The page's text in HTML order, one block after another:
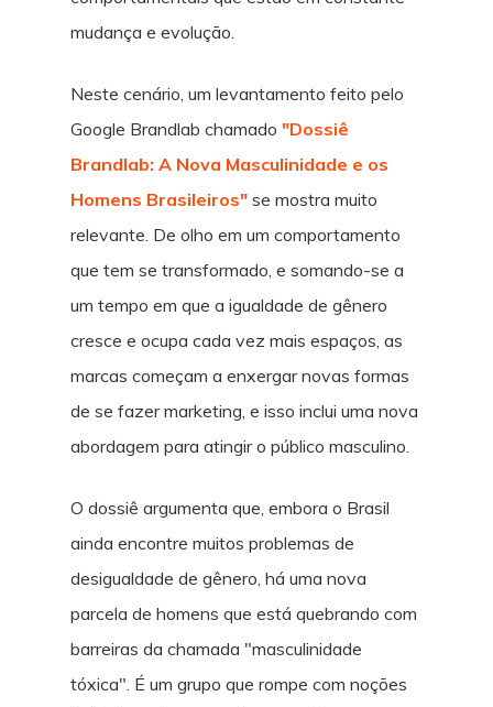
mudança e evolução.
Neste cenário, um levantamento feito pelo
Google Brandlab chamado "Dossiê
Brandlab: A Nova Masculinidade e os
Homens Brasileiros" se mostra muito
relevante. De olho em um comportamento
que tem se transformado, e somando-se a
um tempo em que a igualdade de gênero
cresce e ocupa cada vez mais espaços, as
marcas começam a enxergar novas formas
de se fazer marketing, e isso inclui uma nova
abordagem para atingir o público masculino.
O dossiê argumenta que, embora o Brasil
ainda encontre muitos problemas de
desigualdade de gênero, há uma nova
parcela de homens que está quebrando com
barreiras da chamada "masculinidade
tóxica". É um grupo que rompe com noções